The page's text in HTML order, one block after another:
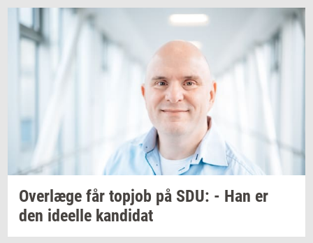
Over­læ­ge får topjob på SDU: - Han er
den ide­el­le kan­di­dat